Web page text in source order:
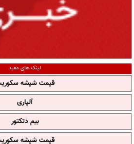
لینک های مفید
قیمت شیشه
آلپاری
بیم دتکتور
قیمت شیشه